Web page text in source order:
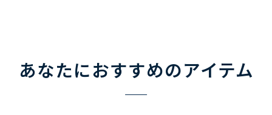
あなたにおすすめのアイテム